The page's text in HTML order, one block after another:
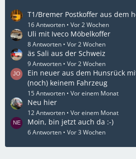
T1/Bremer Postkoffer aus dem
16 Antworten Vor 2 Wochen
Uli mit Iveco Möbelkoffer
8 Antworten Vor 2 Wochen
äs Sali aus der Schweiz
9 Antworten Vor 2 Wochen
Ein neuer aus dem Hunsrück
(noch) keinem Fahrzeug
15 Antworten Vor einem Monat
Neu hier
12 Antworten Vor einem Monat
Moin, bin jetzt auch da :-)
6 Antworten Vor 3 Wochen